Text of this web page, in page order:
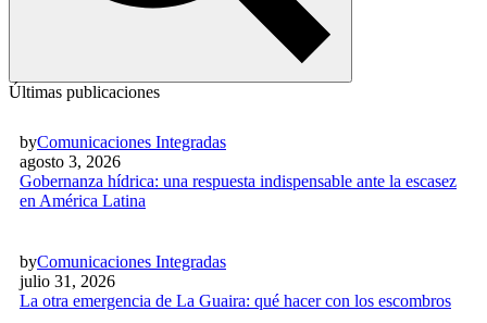
Últimas publicaciones
byComunicaciones Integradas
agosto 3, 2026
Gobernanza hídrica: una respuesta indispensable ante la escasez
en América Latina
byComunicaciones Integradas
julio 31, 2026
La otra emergencia de La Guaira: qué hacer con los escombros